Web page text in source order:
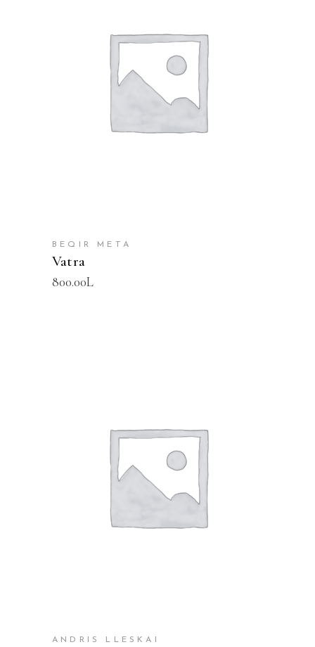
SHTOJE NË SHPORTË
BEQIR META
Vatra
800.00L
SHTOJE NË SHPORTË
ANDRIS LLESKAI